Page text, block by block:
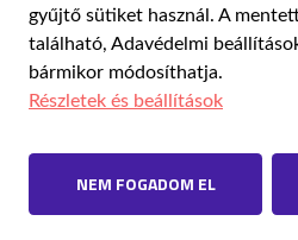
gyűjtő sütiket használ. A
található, Adavédelmi
bármikor módosíthatja.
Részletek és beállítások
NEM FOGADOM EL
PUBLIKÁCIÓINKRÓLUNK
ADATVÉDELMI BEÁLLÍTÁSOK
© 2023 NMHH – Minden jog fenntartva